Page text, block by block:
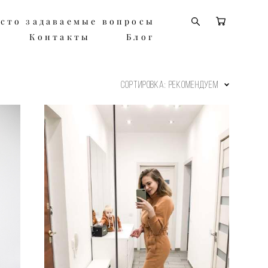
задаваемые вопросы
Контакты
Блог
задаваемые вопросы
Контакты
Блог
Сортировка: рекомендуем